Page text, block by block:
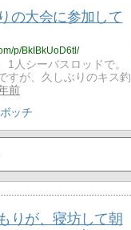
の大会に参加して
p/BkIBkUoD6tl/
1人シーバスロッドで。
すが、久しぶりのキス釣
前
ボッチ
りが、寝坊して朝